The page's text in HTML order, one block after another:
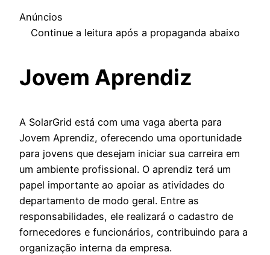
Anúncios
Continue a leitura após a propaganda abaixo
Jovem Aprendiz
A SolarGrid está com uma vaga aberta para
Jovem Aprendiz, oferecendo uma oportunidade
para jovens que desejam iniciar sua carreira em
um ambiente profissional. O aprendiz terá um
papel importante ao apoiar as atividades do
departamento de modo geral. Entre as
responsabilidades, ele realizará o cadastro de
fornecedores e funcionários, contribuindo para a
organização interna da empresa.